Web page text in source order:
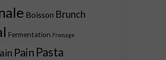
Boisson Brunch
Fermentation Fromage
Pain Pasta